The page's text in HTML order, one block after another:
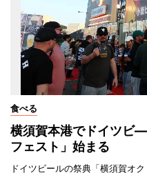
食べる
横須賀本港でドイツビ
フェスト」始まる
ドイツビールの祭典「横須賀オ